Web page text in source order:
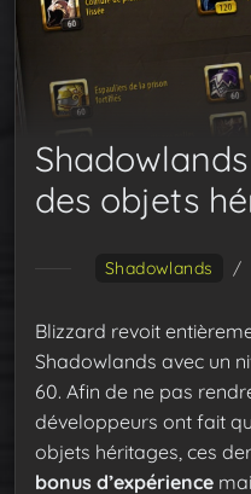
des objets
Shadowlands /
Blizzard revoit
Shadowlands avec un
60. Afin de ne pas
développeurs ont fait
objets héritages, ces
bonus d’expérience